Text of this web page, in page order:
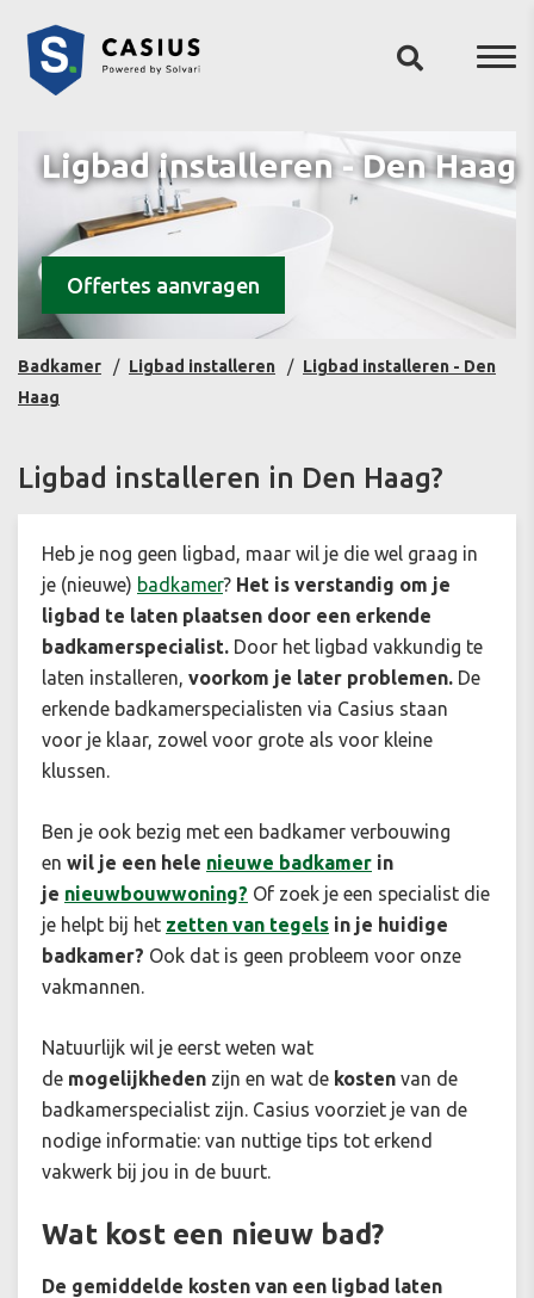
Ligbad installeren - Den Haag
Offertes aanvragen
Badkamer Ligbad installeren
Ligbad installeren - Den
Haag
Ligbad installeren in Den Haag?
Heb je nog geen ligbad, maar wil je die wel graag in
je (nieuwe) badkamer? Het is verstandig om je
ligbad te laten plaatsen door een erkende
badkamerspecialist. Door het ligbad vakkundig te
laten installeren, voorkom je later problemen. De
erkende badkamerspecialisten via Casius staan
voor je klaar, zowel voor grote als voor kleine
klussen.
Ben je ook bezig met een badkamer verbouwing
en wil je een hele nieuwe badkamer in
je nieuwbouwwoning? Of zoek je een specialist die
je helpt bij het zetten van tegels in je huidige
badkamer? Ook dat is geen probleem voor onze
vakmannen.
Natuurlijk wil je eerst weten wat
de mogelijkheden zijn en wat de kosten van de
badkamerspecialist zijn. Casius voorziet je van de
nodige informatie: van nuttige tips tot erkend
vakwerk bij jou in de buurt.
Wat kost een nieuw bad?
De gemiddelde kosten van een ligbad laten